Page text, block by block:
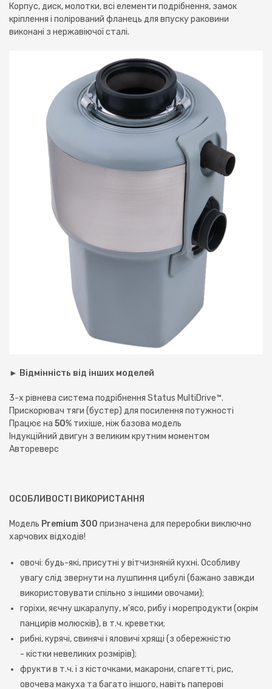
Корпус, диск, молотки, всі елементи подрібнення, замок
кріплення і полірований фланець для впуску раковини
виконані з нержавіючої сталі.
► Відмінність від інших моделей
3-х рівнева система подрібнення Status MultiDrive™.
Прискорювач тяги (бустер) для посилення потужності
Працює на 50% тихіше, ніж базова модель
Індукційний двигун з великим крутним моментом
Автореверс
ОСОБЛИВОСТІ ВИКОРИСТАННЯ
Модель Premium 300 призначена для переробки виключно
харчових відходів!
овочі: будь-які, присутні у вітчизняній кухні. Особливу
увагу слід звернути на лушпиння цибулі (бажано завжди
використовувати спільно з іншими овочами);
горіхи, яєчну шкаралупу, м'ясо, рибу і морепродукти (окрім
панцирів молюсків), в т.ч. креветки;
рибні, курячі, свинячі і яловичі хрящі (з обережністю
- кістки невеликих розмірів);
фрукти в т.ч. і з кісточками, макарони, спагетті, рис,
овочева макуха та багато іншого, навіть паперові